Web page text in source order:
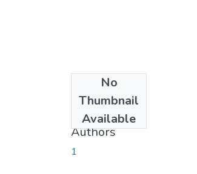
No
Thumbnail
Available
2017-07-06
Authors
1